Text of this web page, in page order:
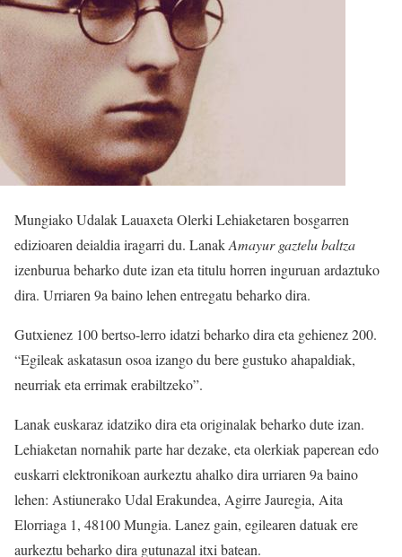
Mungiako Udalak Lauaxeta Olerki Lehiaketaren bosgarren
edizioaren deialdia iragarri du. LanakAmayur gaztelu baltza
izenburua beharko dute izan eta titulu horren inguruan ardaztuko
dira. Urriaren 9a baino lehen entregatu beharko dira.
Gutxienez 100 bertso-lerro idatzi beharko dira eta gehienez 200.
“Egileak askatasun osoa izango du bere gustuko ahapaldiak,
neurriak eta errimak erabiltzeko”.
Lanak euskaraz idatziko dira eta originalak beharko dute izan.
Lehiaketan nornahik parte har dezake, eta olerkiak paperean edo
euskarri elektronikoan aurkeztu ahalko dira urriaren 9a baino
lehen: Astiunerako Udal Erakundea, Agirre Jauregia, Aita
Elorriaga 1, 48100 Mungia. Lanez gain, egilearen datuak ere
aurkeztu beharko dira gutunazal itxi batean.